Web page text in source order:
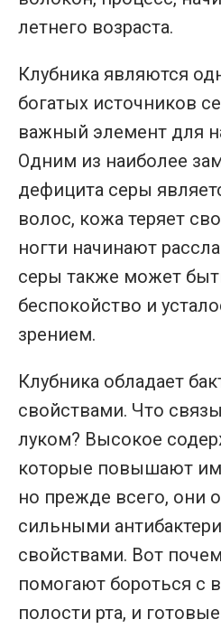
летнего возраста.
Клубника являются
богатых источников
важный элемент для
Одним из наиболее
дефицита серы
волос, кожа теряет
ногти начинают
серы также может
беспокойство и
зрением.
Клубника обладает
свойствами. Что
луком? Высокое
которые повышают
но прежде всего, они
сильными
свойствами. Вот
помогают бороться с
полости рта, и